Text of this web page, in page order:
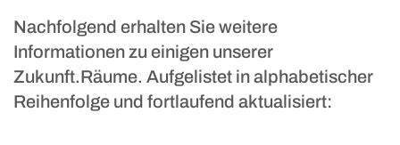
Nachfolgend erhalten Sie weitere
Informationen zu einigen unserer
Zukunft.Räume. Aufgelistet in alphabetischer
Reihenfolge und fortlaufend aktualisiert: